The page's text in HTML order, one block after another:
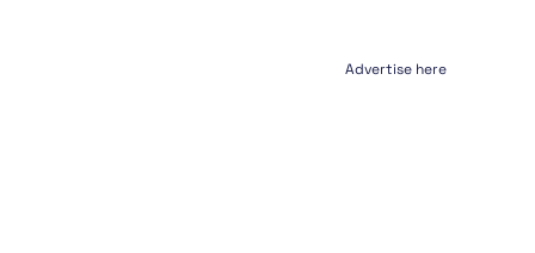
Advertise here